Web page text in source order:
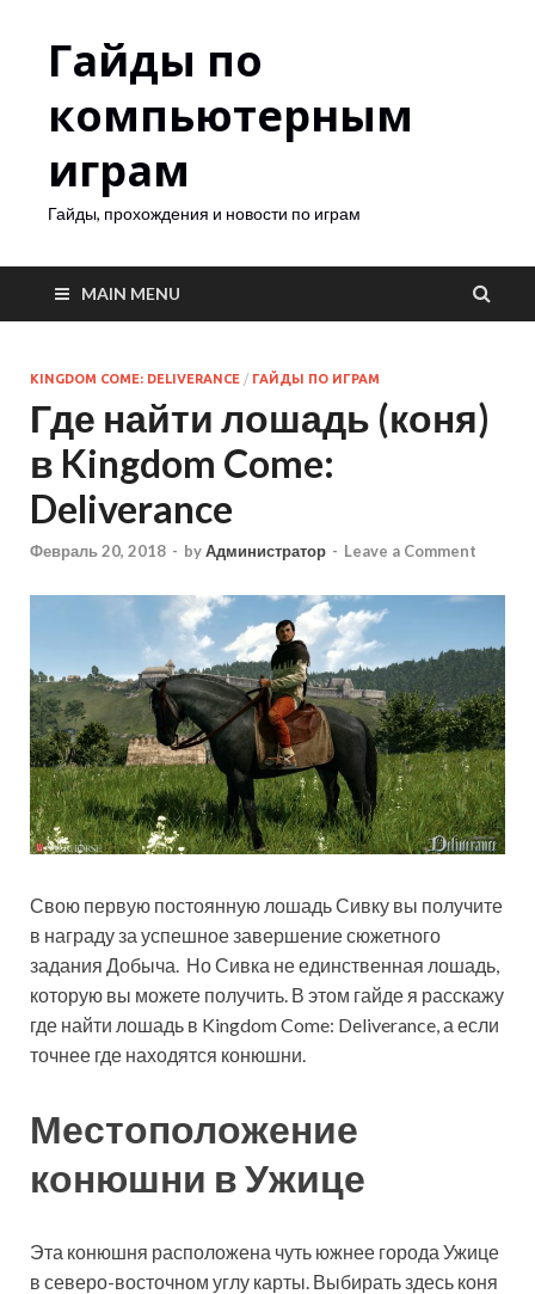
Гайды по
компьютерным
играм
Гайды, прохождения и новости по играм
MAIN MENU
KINGDOM COME: DELIVERANCE / ГАЙДЫ ПО ИГРАМ
Где найти лошадь (коня)
в Kingdom Come:
Deliverance
Февраль 20, 2018 - byАдминистратор - Leave a Comment
Свою первую постоянную лошадь Сивку вы получите
в награду за успешное завершение сюжетного
задания Добыча. Но Сивка не единственная лошадь,
которую вы можете получить. В этом гайде я расскажу
где найти лошадь в Kingdom Come: Deliverance, а если
точнее где находятся конюшни.
Местоположение
конюшни в Ужице
Эта конюшня расположена чуть южнее города Ужице
в северо-восточном углу карты. Выбирать здесь коня